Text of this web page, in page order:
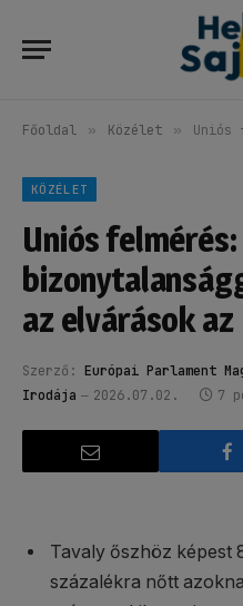
Főoldal » Közélet » Uniós
KÖZÉLET
Uniós felmérés:
az elvárások
Szerző: Európai Parlament
Irodája
2026.07.02. 7
Tavaly őszhöz képest
százalékra nőtt